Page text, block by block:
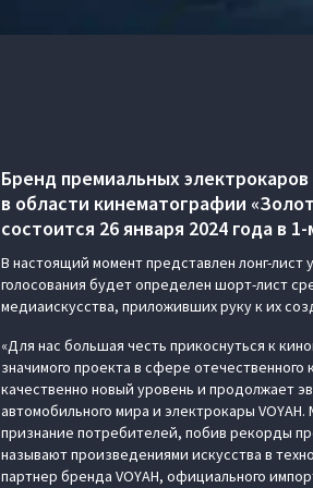
Бренд премиальных
в области кинематографии
состоится 26 января 2024 года в
В настоящий момент представлен лонг-лист
голосования будет определен шорт-лист
медиаискусства, приложивших руку к их
«Для нас большая честь прикоснуться к
значимого проекта в сфере
качественно новый уровень и продолжает
автомобильного мира и электрокары
признание потребителей, побив рекорды
называют произведениями искусства в
партнер бренда VOYAH, официального